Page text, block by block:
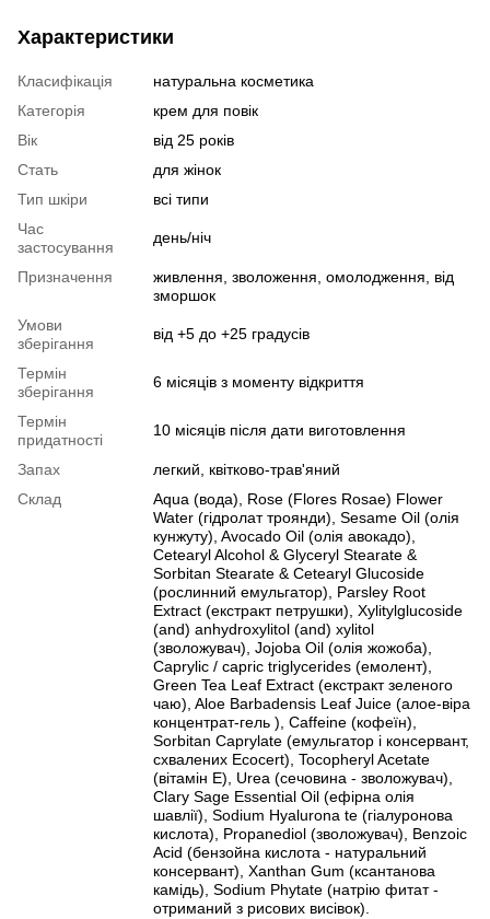
Характеристики
Класифікація
натуральна косметика
Категорія
крем для повік
Вік
від 25 років
Стать
для жінок
Тип шкіри
всі типи
Час
застосування
день/ніч
Призначення
живлення, зволоження, омолодження, від
зморшок
Умови
зберігання
від +5 до +25 градусів
Термін
зберігання
6 місяців з моменту відкриття
Термін
придатності
10 місяців після дати виготовлення
Запах
легкий, квітково-трав'яний
Склад
Aqua (вода), Rose (Flores Rosae) Flower
Water (гідролат троянди), Sesame Oil (олія
кунжуту), Avocado Oil (олія авокадо),
Cetearyl Alcohol & Glyceryl Stearate &
Sorbitan Stearate & Cetearyl Glucoside
(рослинний емульгатор), Parsley Root
Extract (екстракт петрушки), Xylitylglucoside
(and) anhydroxylitol (and) xylitol
(зволожувач), Jojoba Oil (олія жожоба),
Caprylic / capric triglycerides (емолент),
Green Tea Leaf Extract (екстракт зеленого
чаю), Aloe Barbadensis Leaf Juice (алое-віра
концентрат-гель ), Caffeine (кофеїн),
Sorbitan Caprylate (емульгатор і консервант,
схвалених Ecocert), Tocopheryl Acetate
(вітамін Е), Urea (сечовина - зволожувач),
Clary Sage Essential Oil (ефірна олія
шавлії), Sodium Hyalurona te (гіалуронова
кислота), Propanediol (зволожувач), Benzoic
Acid (бензойна кислота - натуральний
консервант), Xanthan Gum (ксантанова
камідь), Sodium Phytate (натрію фитат -
отриманий з рисових висівок).